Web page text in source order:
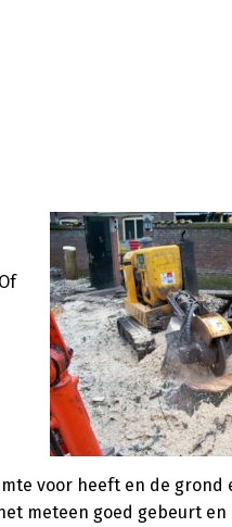
voor heeft en de grond
meteen goed gebeurt en